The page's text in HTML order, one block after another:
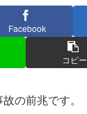
Facebook
コピー
の前兆です。